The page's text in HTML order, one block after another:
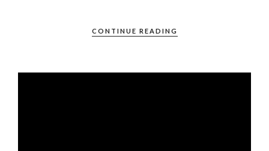
CONTINUE READING